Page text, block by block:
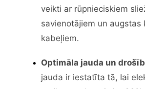
veikti ar rūpnieciskiem
savienotājiem un augstas
kabeļiem.
Optimāla jauda un
jauda ir iestatīta tā, lai